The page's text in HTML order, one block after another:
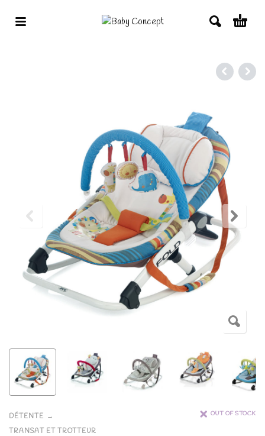
DÉTENTE
TRANSAT ET TROTTEUR
OUT OF STOCK